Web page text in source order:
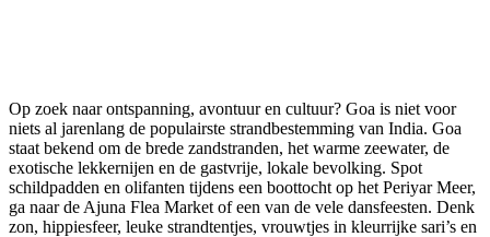
Op zoek naar ontspanning, avontuur en cultuur? Goa is niet voor
niets al jarenlang de populairste strandbestemming van India. Goa
staat bekend om de brede zandstranden, het warme zeewater, de
exotische lekkernijen en de gastvrije, lokale bevolking. Spot
schildpadden en olifanten tijdens een boottocht op het Periyar Meer,
ga naar de Ajuna Flea Market of een van de vele dansfeesten. Denk
zon, hippiesfeer, leuke strandtentjes, vrouwtjes in kleurrijke sari’s en